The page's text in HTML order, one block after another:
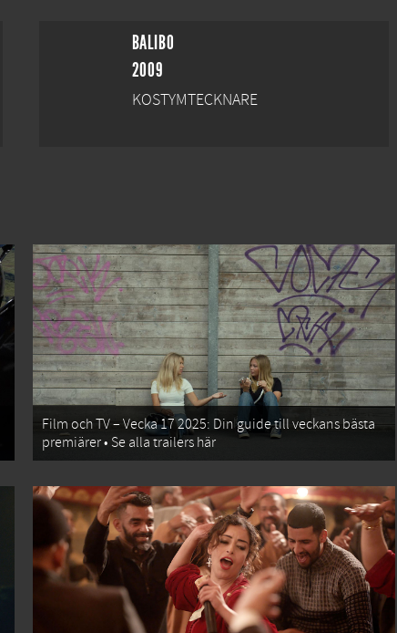
BALIBO
2009
KOSTYMTECKNARE
Film och TV – Vecka 17 2025: Din guide till veckans bästa
premiärer • Se alla trailers här